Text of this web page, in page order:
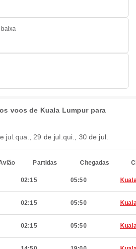
baixa
voos de Kuala Lumpur para
jul. qua., 29 de jul. qui., 30 de jul.
Partidas Chegadas
02:15 05:50
02:15 05:50
02:15 05:50